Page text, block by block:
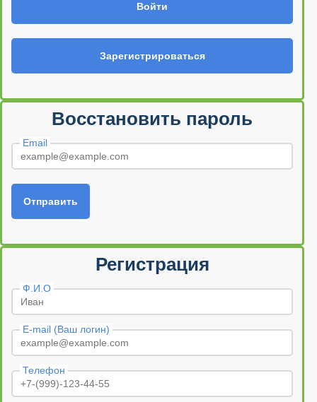
Войти
Зарегистрироваться
Восстановить пароль
Email
Отправить
Регистрация
Ф.И.О
E-mail (Ваш логин)
Телефон